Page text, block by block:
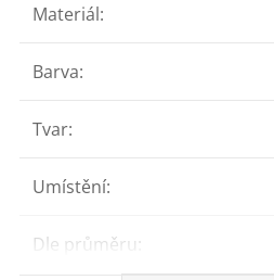
Materiál:
Barva:
Tvar:
Umístění:
Dle průměru: